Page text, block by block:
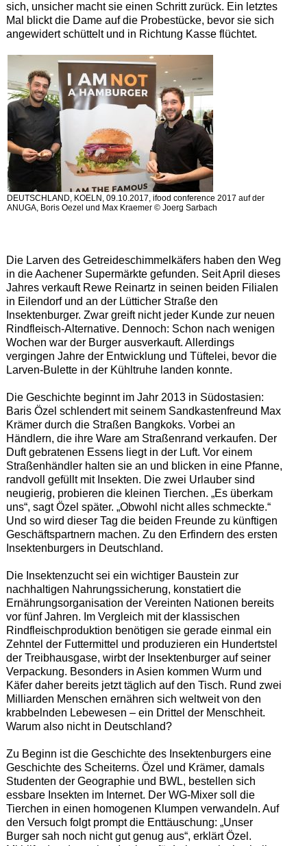
sich, unsicher macht sie einen Schritt zurück. Ein letztes
Mal blickt die Dame auf die Probestücke, bevor sie sich
angewidert schüttelt und in Richtung Kasse flüchtet.
DEUTSCHLAND, KOELN, 09.10.2017, ifood conference 2017 auf der
ANUGA, Boris Oezel und Max Kraemer © Joerg Sarbach
Die Larven des Getreideschimmelkäfers haben den Weg
in die Aachener Supermärkte gefunden. Seit April dieses
Jahres verkauft Rewe Reinartz in seinen beiden Filialen
in Eilendorf und an der Lütticher Straße den
Insektenburger. Zwar greift nicht jeder Kunde zur neuen
Rindfleisch-Alternative. Dennoch: Schon nach wenigen
Wochen war der Burger ausverkauft. Allerdings
vergingen Jahre der Entwicklung und Tüftelei, bevor die
Larven-Bulette in der Kühltruhe landen konnte.
Die Geschichte beginnt im Jahr 2013 in Südostasien:
Baris Özel schlendert mit seinem Sandkastenfreund Max
Krämer durch die Straßen Bangkoks. Vorbei an
Händlern, die ihre Ware am Straßenrand verkaufen. Der
Duft gebratenen Essens liegt in der Luft. Vor einem
Straßenhändler halten sie an und blicken in eine Pfanne,
randvoll gefüllt mit Insekten. Die zwei Urlauber sind
neugierig, probieren die kleinen Tierchen. „Es überkam
uns“, sagt Özel später. „Obwohl nicht alles schmeckte.“
Und so wird dieser Tag die beiden Freunde zu künftigen
Geschäftspartnern machen. Zu den Erfindern des ersten
Insektenburgers in Deutschland.
Die Insektenzucht sei ein wichtiger Baustein zur
nachhaltigen Nahrungssicherung, konstatiert die
Ernährungsorganisation der Vereinten Nationen bereits
vor fünf Jahren. Im Vergleich mit der klassischen
Rindfleischproduktion benötigen sie gerade einmal ein
Zehntel der Futtermittel und produzieren ein Hundertstel
der Treibhausgase, wirbt der Insektenburger auf seiner
Verpackung. Besonders in Asien kommen Wurm und
Käfer daher bereits jetzt täglich auf den Tisch. Rund zwei
Milliarden Menschen ernähren sich weltweit von den
krabbelnden Lebewesen – ein Drittel der Menschheit.
Warum also nicht in Deutschland?
Zu Beginn ist die Geschichte des Insektenburgers eine
Geschichte des Scheiterns. Özel und Krämer, damals
Studenten der Geographie und BWL, bestellen sich
essbare Insekten im Internet. Der WG-Mixer soll die
Tierchen in einen homogenen Klumpen verwandeln. Auf
den Versuch folgt prompt die Enttäuschung: „Unser
Burger sah noch nicht gut genug aus“, erklärt Özel.